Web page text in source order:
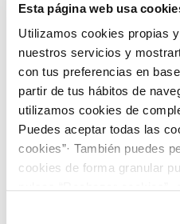
Esta página web usa
Utilizamos cookies propias
nuestros servicios y
con tus preferencias en
partir de tus hábitos de
utilizamos cookies de
Puedes aceptar todas las
cookies”· También puedes
cookies de forma granular
Consejo Social de la
talento tecnológico